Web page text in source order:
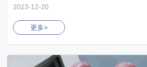
2023-12-20
更多>